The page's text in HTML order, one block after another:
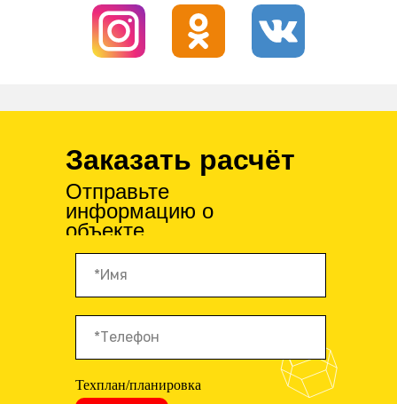
Заказать расчёт
Отправьте
информацию о
объекте
Техплан/планировка